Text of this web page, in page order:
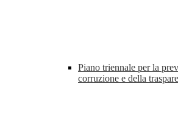
Piano triennale per la
corruzione e della